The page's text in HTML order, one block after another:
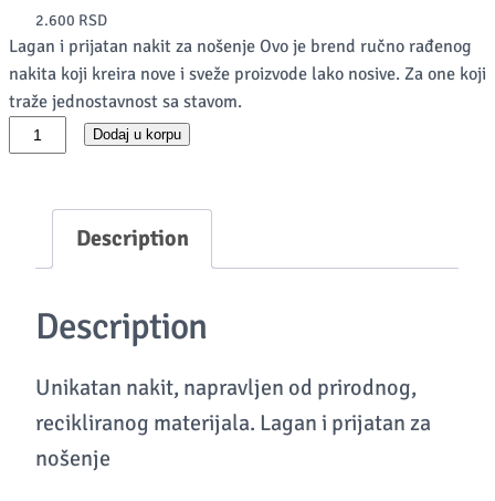
2.600 RSD
Lagan i prijatan nakit za nošenje Ovo je brend ručno rađenog
nakita koji kreira nove i sveže proizvode lako nosive. Za one koji
traže jednostavnost sa stavom.
Dodaj u korpu
Description
Description
Unikatan nakit, napravljen od prirodnog,
recikliranog materijala. Lagan i prijatan za
nošenje